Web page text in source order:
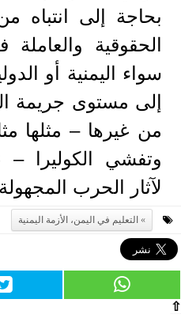
بحاجة إلى
الحقوقية والعاملة
سواء اليمنية أو
إلى مستوى جريمة
من غيرها – مثلها
وتفشي الكوليرا
لآثار الحرب
التعليم في اليمن، الأزمة اليمنية
⇧